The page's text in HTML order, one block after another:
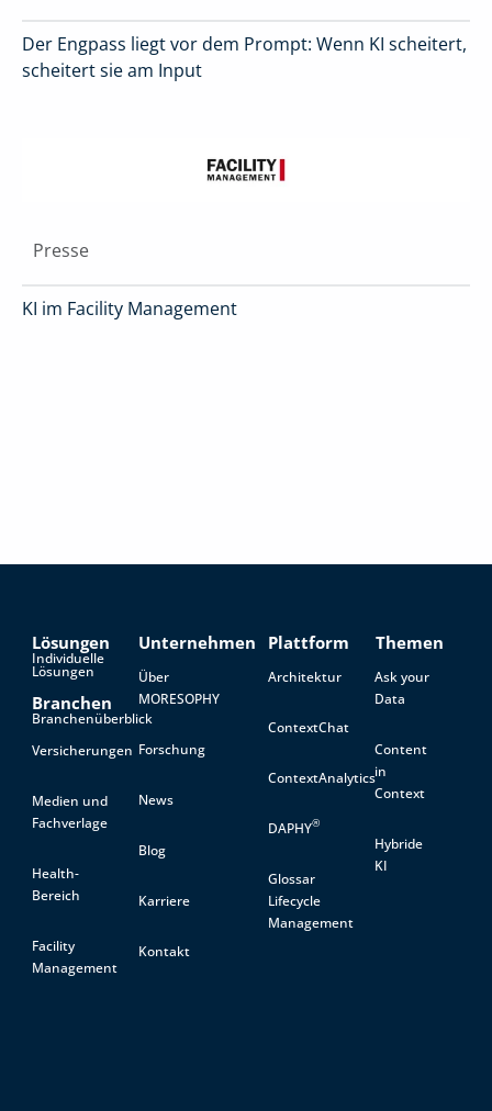
Der Engpass liegt vor dem Prompt: Wenn KI scheitert,
scheitert sie am Input
Presse
KI im Facility Management
Lösungen
Individuelle
Lösungen
Branchen
Branchenüberblick
Versicherungen
Medien und
Fachverlage
Health-
Bereich
Facility
Management
Unternehmen
Über
MORESOPHY
Forschung
News
Blog
Karriere
Kontakt
Plattform
Architektur
ContextChat
ContextAnalytics
DAPHY®
Glossar
Lifecycle
Management
Themen
Ask your
Data
Content
in
Context
Hybride
KI